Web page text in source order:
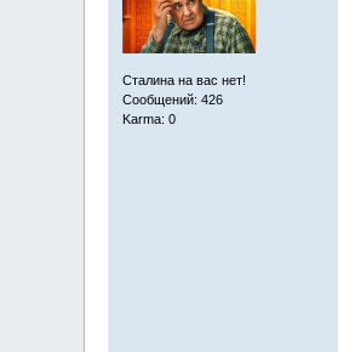
Сталина на вас нет!
Сообщений: 426
Karma: 0